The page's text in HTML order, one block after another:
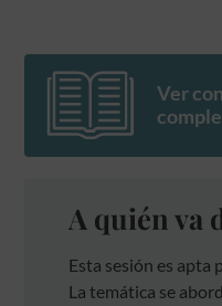
Ver
A quién va
Esta sesión es apta
La temática se